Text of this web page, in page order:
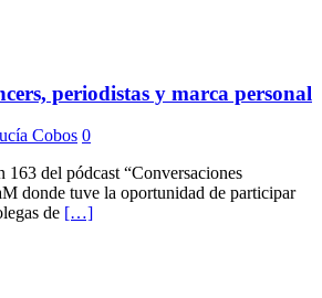
periodistas y marca personal
Cobos 0
163 del pódcast “Conversaciones
donde tuve la oportunidad de participar
de […]